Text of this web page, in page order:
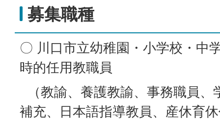
募集職種
〇 川口市立幼稚園・小学校・中
時的任用教職員
（教諭、養護教諭、事務職員、
補充、日本語指導教員、産休育